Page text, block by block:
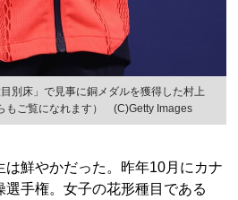
別床」で見事に銅メダルを獲得した村上
もご覧になれます） (C)Getty Images
鮮やかだった。昨年10月にカナ
選手権。女子の花形種目である